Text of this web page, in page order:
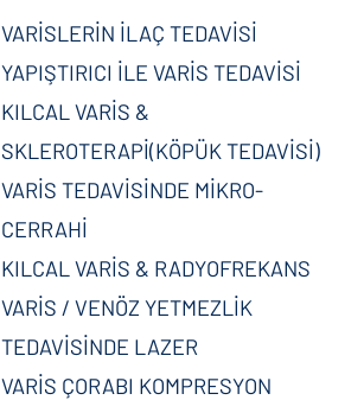
VARİSLERİN İLAÇ TEDAVİSİ
YAPIŞTIRICI İLE VARİS TEDAVİSİ
KILCAL VARİS &
SKLEROTERAPİ(KÖPÜK TEDAVİSİ)
VARİS TEDAVİSİNDE MİKRO-
CERRAHİ
KILCAL VARİS & RADYOFREKANS
VARİS / VENÖZ YETMEZLİK
TEDAVİSİNDE LAZER
VARİS ÇORABI KOMPRESYON